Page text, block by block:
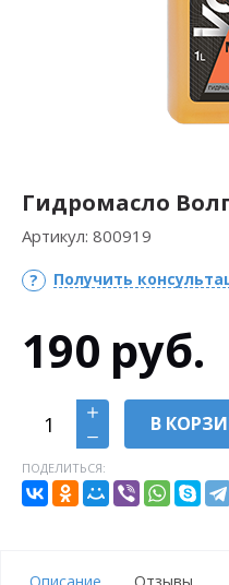
Гидромасло
Артикул: 800919
Получить
190 руб.
В
ПОДЕЛИТЬСЯ: